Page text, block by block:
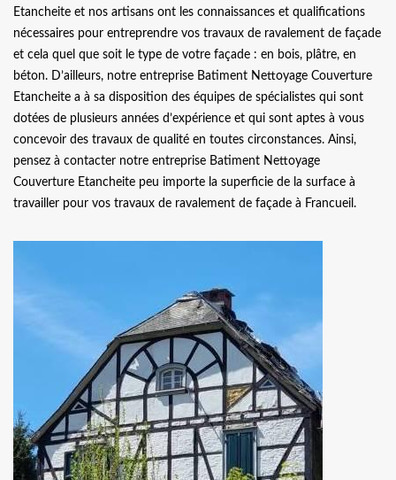
Etancheite et nos artisans ont les connaissances et qualifications
nécessaires pour entreprendre vos travaux de ravalement de façade
et cela quel que soit le type de votre façade : en bois, plâtre, en
béton. D’ailleurs, notre entreprise Batiment Nettoyage Couverture
Etancheite a à sa disposition des équipes de spécialistes qui sont
dotées de plusieurs années d’expérience et qui sont aptes à vous
concevoir des travaux de qualité en toutes circonstances. Ainsi,
pensez à contacter notre entreprise Batiment Nettoyage
Couverture Etancheite peu importe la superficie de la surface à
travailler pour vos travaux de ravalement de façade à Francueil.